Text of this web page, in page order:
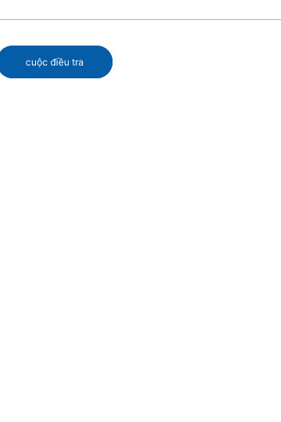
cuộc điều tra